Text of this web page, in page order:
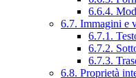
6.6.4.
6.7. Immagini e
6.7.1.
6.7.2.
6.7.3.
6.8. Proprietà